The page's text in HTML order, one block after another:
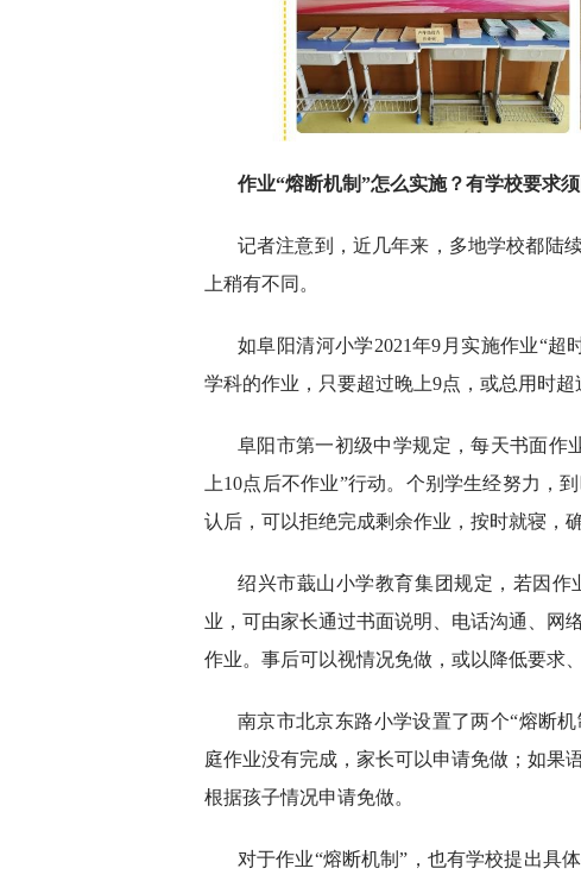
作业“熔断机制”怎么实施？有学校要求
记者注意到，近几年来，多地学校都陆
上稍有不同。
如阜阳清河小学2021年9月实施作业“超
学科的作业，只要超过晚上9点，或总用时超
阜阳市第一初级中学规定，每天书面作
上10点后不作业”行动。个别学生经努力，
认后，可以拒绝完成剩余作业，按时就寝，
绍兴市蕺山小学教育集团规定，若因
业，可由家长通过书面说明、电话沟通、网
作业。事后可以视情况免做，或以降低要求
南京市北京东路小学设置了两个“熔断
庭作业没有完成，家长可以申请免做；如果
根据孩子情况申请免做。
对于作业“熔断机制”，也有学校提出具